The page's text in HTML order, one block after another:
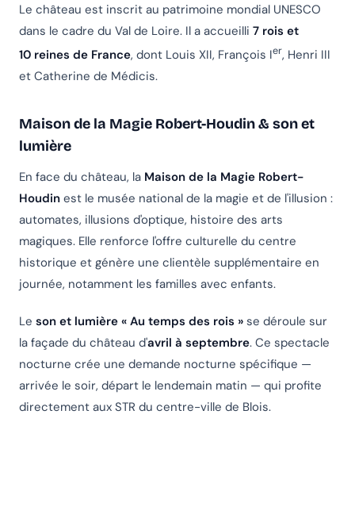
Le château est inscrit au patrimoine mondial UNESCO
dans le cadre du Val de Loire. Il a accueilli 7 rois et
10 reines de France, dont Louis XII, François Ier, Henri III
et Catherine de Médicis.
Maison de la Magie Robert-Houdin & son et
lumière
En face du château, la Maison de la Magie Robert-
Houdin est le musée national de la magie et de l'illusion :
automates, illusions d'optique, histoire des arts
magiques. Elle renforce l'offre culturelle du centre
historique et génère une clientèle supplémentaire en
journée, notamment les familles avec enfants.
Le son et lumière « Au temps des rois » se déroule sur
la façade du château d'avril à septembre. Ce spectacle
nocturne crée une demande nocturne spécifique —
arrivée le soir, départ le lendemain matin — qui profite
directement aux STR du centre-ville de Blois.